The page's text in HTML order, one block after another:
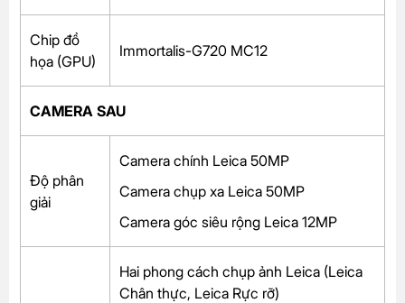
Chip đồ
họa (GPU)
Immortalis-G720 MC12
CAMERA SAU
Độ phân
giải
Camera chính Leica 50MP
Camera chụp xa Leica 50MP
Camera góc siêu rộng Leica 12MP
Hai phong cách chụp ảnh Leica (Leica
Chân thực, Leica Rực rỡ)